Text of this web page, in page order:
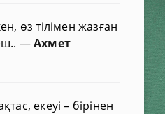
өз тілімен жазған
—Ахмет
екеуі – бірінен